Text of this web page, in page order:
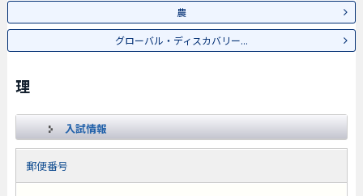
農
グローバル・ディスカバリー...
理
入試情報
郵便番号